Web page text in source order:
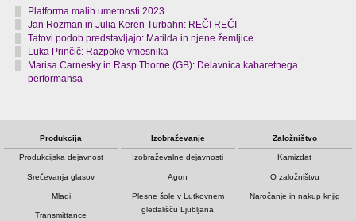
Platforma malih umetnosti 2023
Jan Rozman in Julia Keren Turbahn: REČI REČI
Tatovi podob predstavljajo: Matilda in njene žemljice
Luka Prinčič: Razpoke vmesnika
Marisa Carnesky in Rasp Thorne (GB): Delavnica kabaretnega
performansa
Produkcija
Produkcijska dejavnost
Srečevanja glasov
Mladi
Transmittance
Izobraževanje
Izobraževalne dejavnosti
Agon
Plesne šole v Lutkovnem
gledališču Ljubljana
Založništvo
Kamizdat
O založništvu
Naročanje in nakup knjig